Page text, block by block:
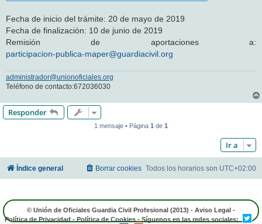
Fecha de inicio del trámite: 20 de mayo de 2019
Fecha de finalización: 10 de junio de 2019
Remisión de aportaciones a:
participacion-publica-maper@guardiacivil.org
administrador@unionoficiales.org
Teléfono de contacto:672036030
Responder
1 mensaje • Página 1 de 1
Ir a
Índice general Todos los horarios son UTC+02:00
Borrar cookies
© Unión de Oficiales Guardia Civil Profesional (2013) - Aviso Legal -
Política de Privacidad - Política de Cookies - Síguenos en las redes sociales: